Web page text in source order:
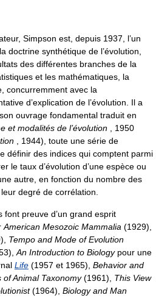
Simpson est, depuis 1937, l’un
doctrine synthétique de l’évolution,
des différentes branches de la
et les mathématiques, la
concurremment avec la
d’explication de l’évolution. Il a
ouvrage fondamental traduit en
et modalités de l’évolution , 1950
, 1944), toute une série de
définir des indices qui comptent parmi
le taux d’évolution d’une espèce ou
autre, en fonction du nombre des
degré de corrélation.
font preuve d’un grand esprit
American Mesozoic Mammalia (1929),
Tempo and Mode of Evolution
An Introduction to Biologypour une
Life (1957 et 1965), Behavior and
of Animal Taxonomy(1961), This View
(1964), Biology and Man